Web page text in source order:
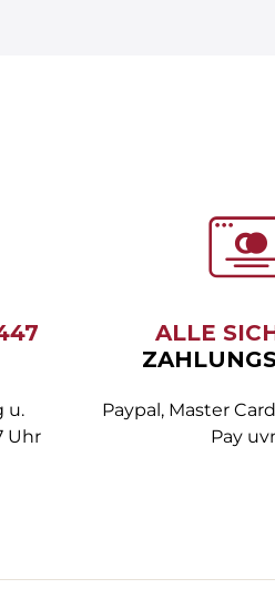
u.
Uhr
ALLE
Paypal, Master
Pay